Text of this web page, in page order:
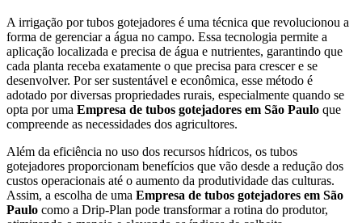
A irrigação por tubos gotejadores é uma técnica que revolucionou a
forma de gerenciar a água no campo. Essa tecnologia permite a
aplicação localizada e precisa de água e nutrientes, garantindo que
cada planta receba exatamente o que precisa para crescer e se
desenvolver. Por ser sustentável e econômica, esse método é
adotado por diversas propriedades rurais, especialmente quando se
opta por uma Empresa de tubos gotejadores em São Paulo que
compreende as necessidades dos agricultores.
Além da eficiência no uso dos recursos hídricos, os tubos
gotejadores proporcionam benefícios que vão desde a redução dos
custos operacionais até o aumento da produtividade das culturas.
Assim, a escolha de uma Empresa de tubos gotejadores em São
Paulo como a Drip-Plan pode transformar a rotina do produtor,